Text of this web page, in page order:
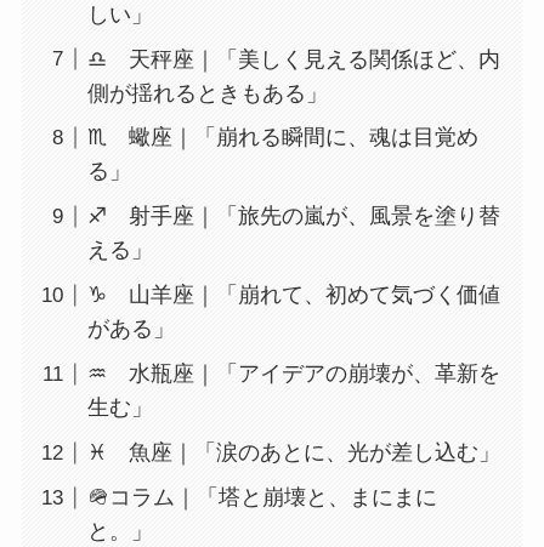
しい」
♎ 天秤座｜「美しく見える関係ほど、内
側が揺れるときもある」
♏ 蠍座｜「崩れる瞬間に、魂は目覚め
る」
♐ 射手座｜「旅先の嵐が、風景を塗り替
える」
♑ 山羊座｜「崩れて、初めて気づく価値
がある」
♒ 水瓶座｜「アイデアの崩壊が、革新を
生む」
♓ 魚座｜「涙のあとに、光が差し込む」
🪖コラム｜「塔と崩壊と、まにまに
と。」